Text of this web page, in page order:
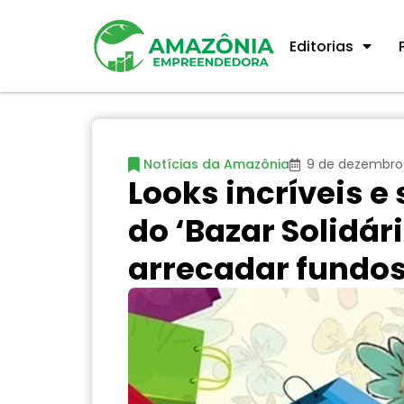
Editorias
Notícias da Amazônia 9 de
Looks incríveis e
do ‘Bazar
arrecadar